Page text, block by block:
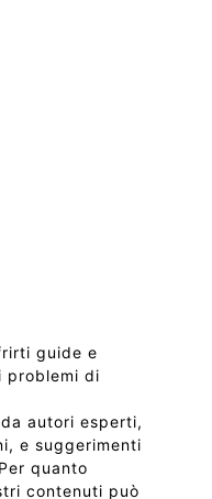
guide e
problemi di
autori esperti,
e suggerimenti
quanto
contenuti può